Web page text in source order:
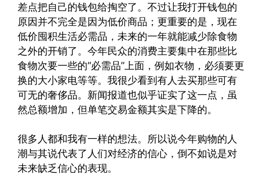
差点把自己的钱包给掏空了。不过让我打开钱包的
原因并不完全是因为低价商品；更重要的是，现在
低价囤积生活必需品，未来的一年就能减少除食物
之外的开销了。今年民众的消费主要集中在那些比
食物次要一些的“必需品”上面，例如衣物，必须要更
换的大小家电等等。我很少看到有人去买那些可有
可无的奢侈品。新闻报道也似乎证实了这一点，虽
然总额增加，但单笔交易金额其实是下降的。
很多人都和我有一样的想法。所以说今年购物的人
潮与其说代表了人们对经济的信心，倒不如说是对
未来缺乏信心的表现。